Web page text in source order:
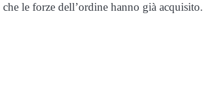
che le forze dell’ordine hanno già acquisito.